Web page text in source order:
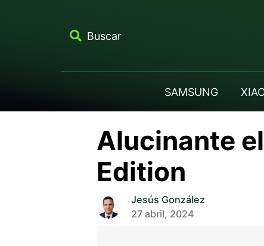
Buscar
SAMSUNG
Alucinante
Edition
Jesús González
27 abril, 2024